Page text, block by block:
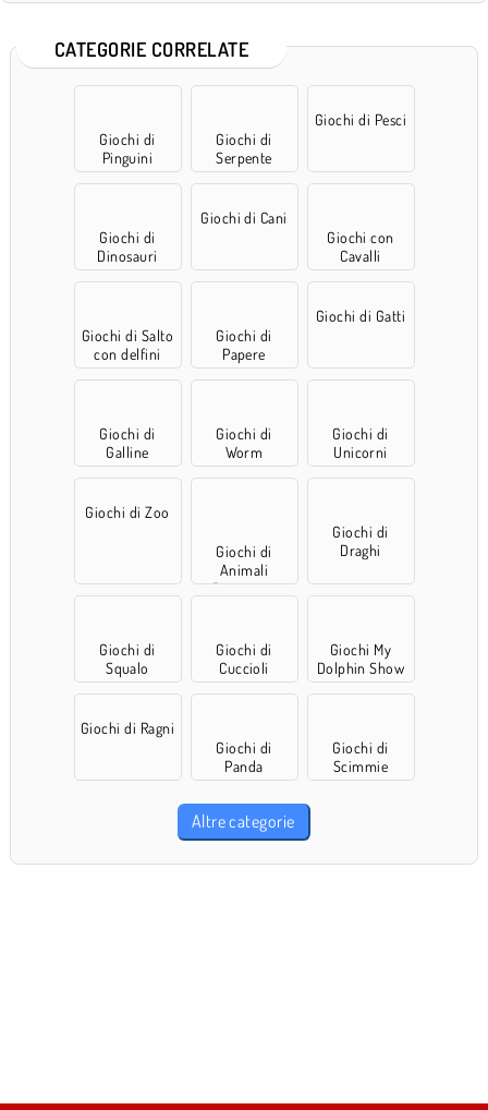
CATEGORIE CORRELATE
Giochi di
Pinguini
Giochi di
Serpente
Giochi di Pesci
Giochi di
Dinosauri
Giochi di Cani
Giochi con
Cavalli
Giochi di Salto
con delfini
Giochi di
Papere
Giochi di Gatti
Giochi di
Galline
Giochi di
Worm
Giochi di
Unicorni
Giochi di Zoo
Giochi di
Animali
Domestici
Giochi di
Draghi
Giochi di
Squalo
Giochi di
Cuccioli
Giochi My
Dolphin Show
Giochi di Ragni
Giochi di
Panda
Giochi di
Scimmie
Altre categorie